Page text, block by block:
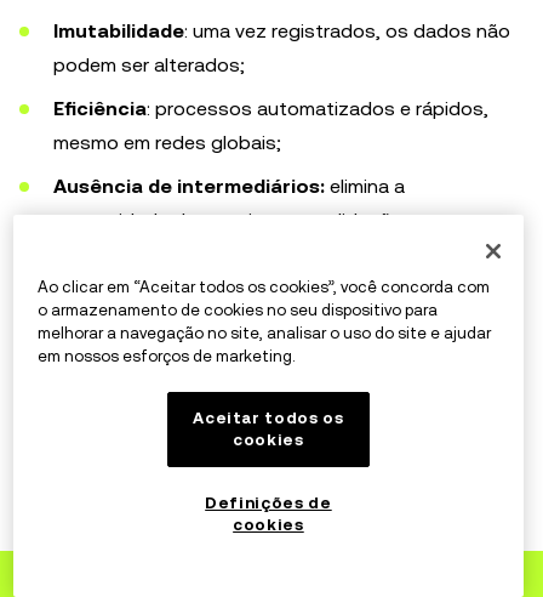
Imutabilidade: uma vez registrados, os dados não
podem ser alterados;
Eficiência: processos automatizados e rápidos,
mesmo em redes globais;
Ausência de intermediários: elimina a
necessidade de terceiros em validações;
auditada por todos os participantes da rede;
Acessibilidade:qualquer pessoa com internet pode
Esses benefícios explicam por que tantas empresas e
só o futuro — ele já é parte do presente digital.
Ao clicar em “Aceitar todos os cookies”, você concorda com
o armazenamento de cookies no seu dispositivo para
melhorar a navegação no site, analisar o uso do site e ajudar
em nossos esforços de marketing.
Aceitar todos os
cookies
Definições de
cookies